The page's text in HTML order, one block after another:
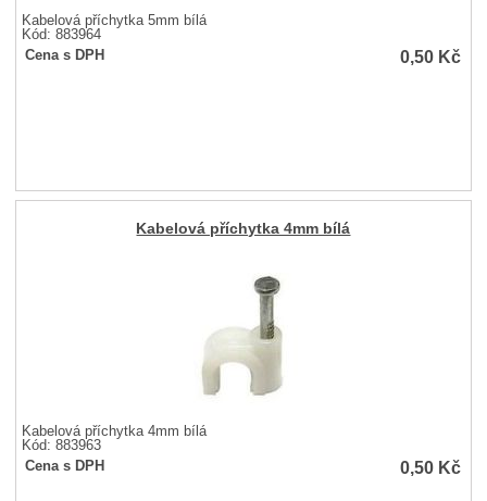
Kabelová příchytka 5mm bílá
Kód: 883964
Cena s DPH
0,50 Kč
Kabelová příchytka 4mm bílá
Kabelová příchytka 4mm bílá
Kód: 883963
Cena s DPH
0,50 Kč